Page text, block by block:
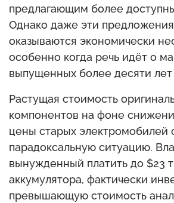
предлагающим более
Однако даже эти предложения
оказываются экономически
особенно когда речь идёт о
выпущенных более десяти лет
Растущая стоимость
компонентов на фоне
цены старых электромобилей
парадоксальную ситуацию.
вынужденный платить до $23
аккумулятора, фактически
превышающую стоимость